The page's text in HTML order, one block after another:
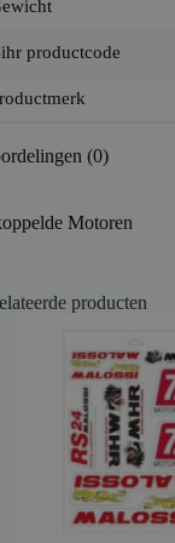
productcode
(0)
Motoren
producten